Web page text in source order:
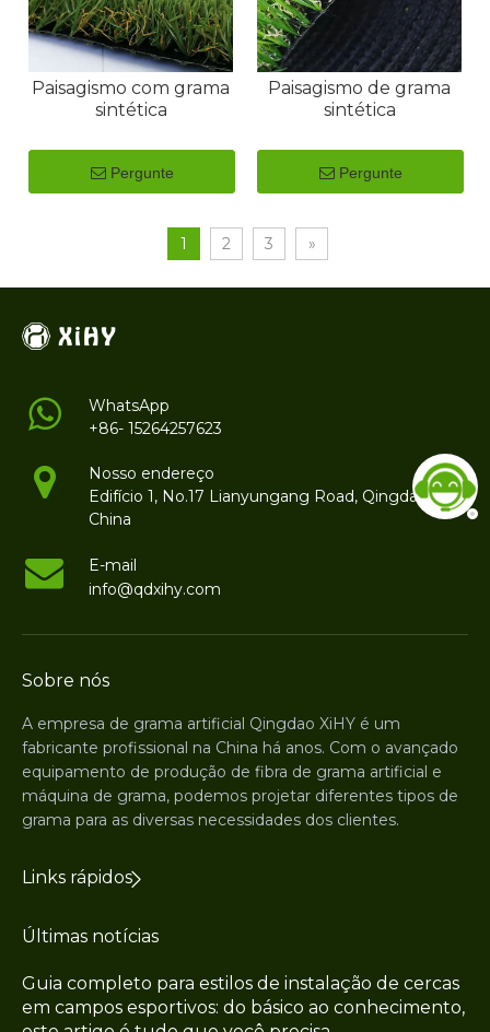
Paisagismo com grama
sintética
Pergunte
Paisagismo de grama
sintética
Pergunte
1 2 3 »
WhatsApp
+86- 15264257623
Nosso endereço
Edifício 1, No.17 Lianyungang Road, Qingdao,
China
E-mail
info@qdxihy.com
Sobre nós
A empresa de grama artificial Qingdao XiHY é um
fabricante profissional na China há anos. Com o avançado
equipamento de produção de fibra de grama artificial e
máquina de grama, podemos projetar diferentes tipos de
grama para as diversas necessidades dos clientes.
Links rápidos
Últimas notícias
Guia completo para estilos de instalação de cercas
em campos esportivos: do básico ao conhecimento,